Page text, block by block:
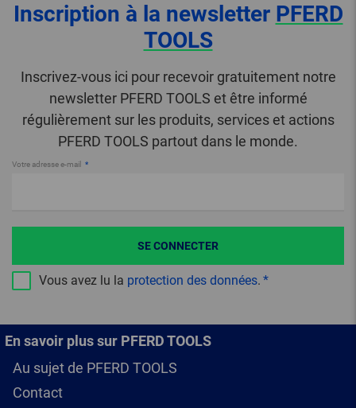
Inscription à la newsletter PFERD
TOOLS
Inscrivez-vous ici pour recevoir gratuitement notre
newsletter PFERD TOOLS et être informé
régulièrement sur les produits, services et actions
PFERD TOOLS partout dans le monde.
Votre adresse e-mail
Vous avez lu la protection des données.
SE CONNECTER
En savoir plus sur PFERD TOOLS
Au sujet de PFERD TOOLS
Contact